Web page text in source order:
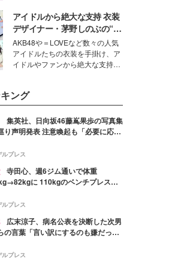
モデル・愛甲ひかりさんと橋下美
好さんを迎えて本音で女子会トー
ク。猛暑のお出かけを快適に過ご
すヒントや、2人が感動した夏の
生理の新常識にも迫りました。
アイドルから絶大な支持 衣装
デザイナー・茅野しのぶの“可
愛い”を作る美学＜「シチズン
クロスシー」インタビュー＞
AKB48や＝LOVEなど数々の人気
アイドルたちの衣装を手掛け、ア
イドルやファンから絶大な支持を
ター・茅野しのぶ。一人ひとりの
個性に寄り添い、魅力を引き出す
衣装作りは、多くの女性たちに勇
気と自信を与え続けている。
ング
集英社、日向坂46藤嶌果歩の写真集
り声明発表 注意喚起も「必要に応じ
ルプレス
寺田心、週6ジム通いで体重
に 110kgのベンチプレス持
っこいい」と反響
ルプレス
広末涼子、病名公表を決断した次男
の言葉「言い訳にするのも嫌だっ
ルプレス